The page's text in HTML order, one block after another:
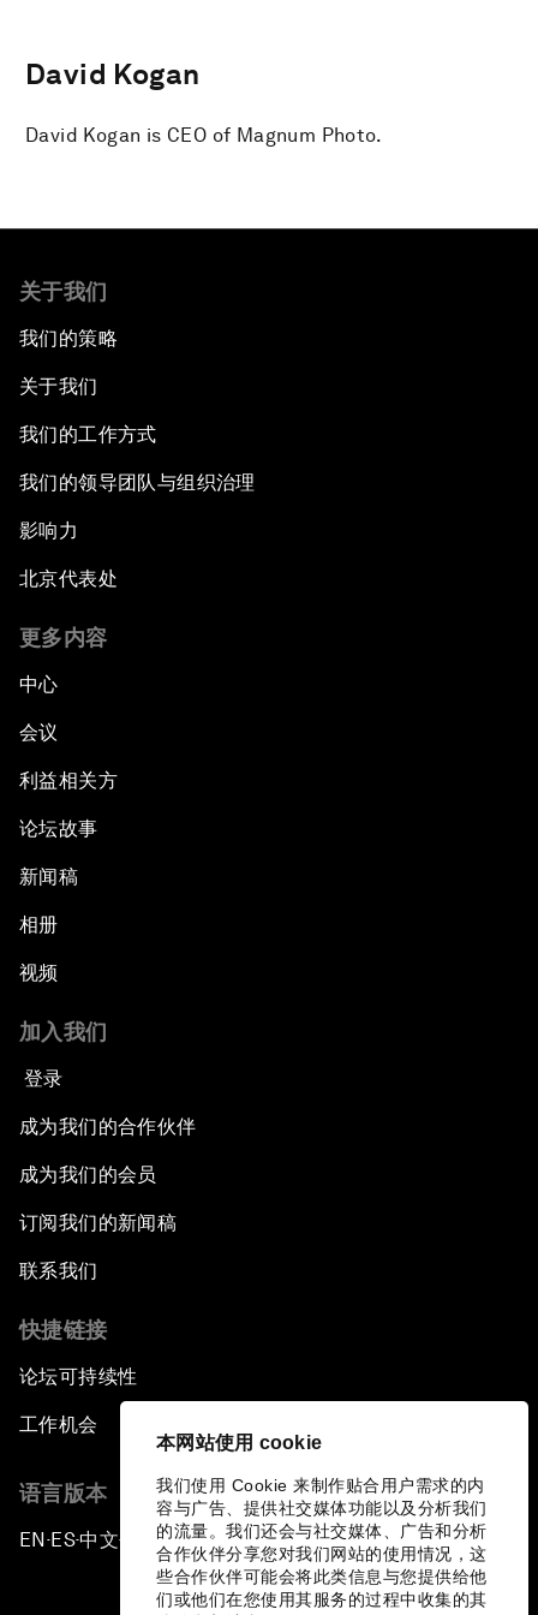
本网站使用 cookie
我们使用 Cookie 来制作贴合用户需求的内
容与广告、提供社交媒体功能以及分析我们
的流量。我们还会与社交媒体、广告和分析
合作伙伴分享您对我们网站的使用情况，这
些合作伙伴可能会将此类信息与您提供给他
们或他们在您使用其服务的过程中收集的其
David Kogan
David Kogan is CEO of Magnum Photo.
关于我们
我们的策略
关于我们
我们的工作方式
我们的领导团队与组织治理
影响力
北京代表处
更多内容
中心
会议
利益相关方
论坛故事
新闻稿
相册
视频
加入我们
登录
成为我们的合作伙伴
成为我们的会员
订阅我们的新闻稿
联系我们
快捷链接
论坛可持续性
工作机会
语言版本
EN ▪ES▪中文▪ 日本語